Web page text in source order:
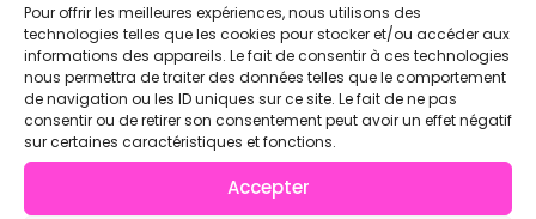
Pour offrir les meilleures expériences, nous utilisons des
technologies telles que les cookies pour stocker et/ou accéder aux
informations des appareils. Le fait de consentir à ces technologies
nous permettra de traiter des données telles que le comportement
de navigation ou les ID uniques sur ce site. Le fait de ne pas
consentir ou de retirer son consentement peut avoir un effet négatif
sur certaines caractéristiques et fonctions.
Accepter